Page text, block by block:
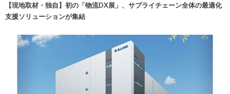
【現地取材・独自】初の「物流DX展」、サプライチェーン全体の最適化
支援ソリューションが集結